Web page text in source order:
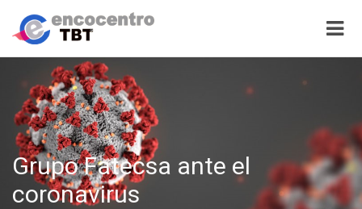
Grupo Fatecsa ante el
coronavirus